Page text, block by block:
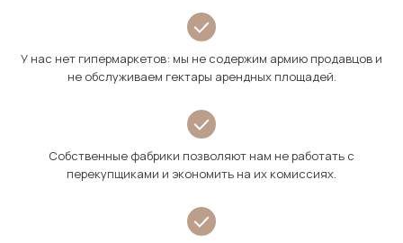
У нас нет гипермаркетов: мы не содержим армию продавцов и
не обслуживаем гектары арендных площадей.
Собственные фабрики позволяют нам не работать с
перекупщиками и экономить на их комиссиях.